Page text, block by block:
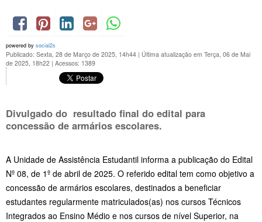
powered by social2s
Publicado: Sexta, 28 de Março de 2025, 14h44 | Última atualização em Terça, 06 de Mai
de 2025, 18h22 | Acessos: 1389
Divulgado do resultado final do edital para
concessão de armários escolares.
A Unidade de Assistência Estudantil informa a publicação do Edital
Nº 08, de 1º de abril de 2025. O referido edital tem como objetivo a
concessão de armários escolares, destinados a beneficiar
estudantes regularmente matriculados(as) nos cursos Técnicos
Integrados ao Ensino Médio e nos cursos de nível Superior, na